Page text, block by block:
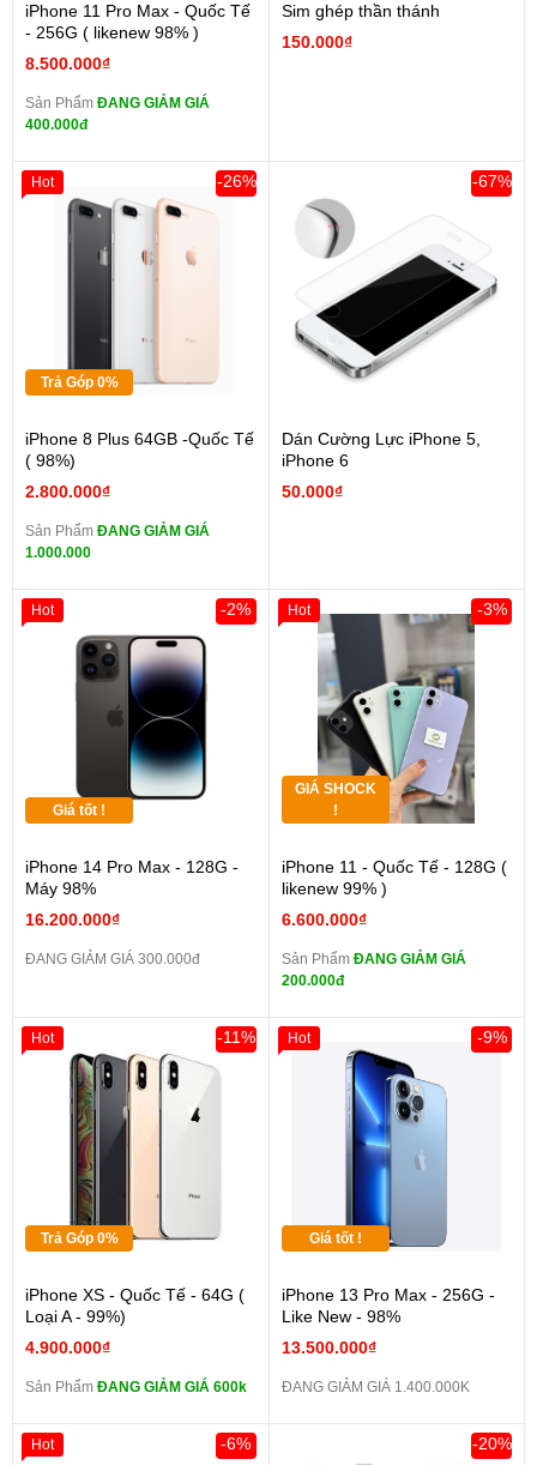
iPhone 11 Pro Max - Quốc Tế
- 256G ( likenew 98% )
8.500.000₫
Sản Phẩm ĐANG GIẢM GIÁ
400.000đ
Sim ghép thần thánh
150.000₫
Trả Góp 0%
iPhone 8 Plus 64GB -Quốc Tế
( 98%)
2.800.000₫
-26%
Sản Phẩm ĐANG GIẢM GIÁ
1.000.000
Hot
Dán Cường Lực iPhone 5,
iPhone 6
50.000₫
-67%
Giá tốt !
iPhone 14 Pro Max - 128G -
Máy 98%
16.200.000₫
-2%
ĐANG GIẢM GIÁ 300.000đ
Hot
GIÁ SHOCK
!
iPhone 11 - Quốc Tế - 128G (
likenew 99% )
6.600.000₫
-3%
Sản Phẩm ĐANG GIẢM GIÁ
200.000đ
Hot
Trả Góp 0%
iPhone XS - Quốc Tế - 64G (
Loại A - 99%)
4.900.000₫
-11%
Sản Phẩm ĐANG GIẢM GIÁ 600k
Hot
Giá tốt !
iPhone 13 Pro Max - 256G -
Like New - 98%
13.500.000₫
-9%
ĐANG GIẢM GIÁ 1.400.000K
Hot
-6%
Hot -20%